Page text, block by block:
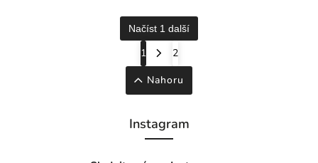
Načíst 1 další
1
2
Nahoru
Instagram